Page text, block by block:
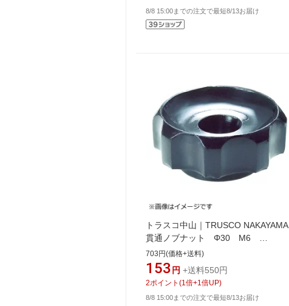
8/8 15:00までの注文で最短8/13お届け
トラスコ中山｜TRUSCO NAKAYAMA
貫通ノブナット Φ30 M6
TPKN30M6
703円(価格+送料)
153 円 +送料550円
2ポイント (1 倍+1 倍UP)
8/8 15:00までの注文で最短8/13お届け